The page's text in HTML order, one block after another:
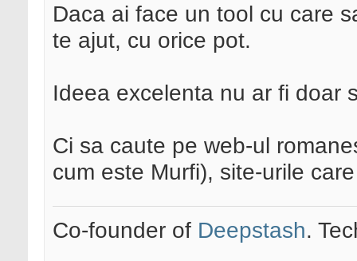
Daca ai face un tool cu care
te ajut, cu orice pot.
Ideea excelenta nu ar fi doar
Ci sa caute pe web-ul
cum este Murfi), site-urile
Co-founder of Deepstash.